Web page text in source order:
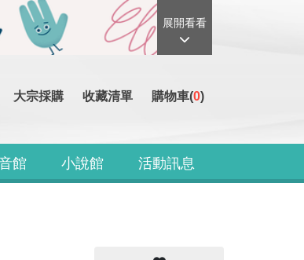
展開看看
大宗採購 收藏清單 購物車(0)
館 小說館 活動訊息